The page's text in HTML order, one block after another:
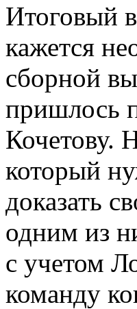
Итоговый
кажется
сборной
пришлось
Кочетову.
который
доказать
одним из
с учетом
команду